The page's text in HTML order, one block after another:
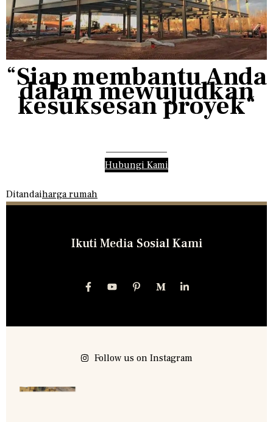
“Siap membantu Anda
dalam mewujudkan
kesuksesan proyek“
Hubungi Kami
Ditandaiharga rumah
Ikuti Media Sosial Kami
Follow us on Instagram